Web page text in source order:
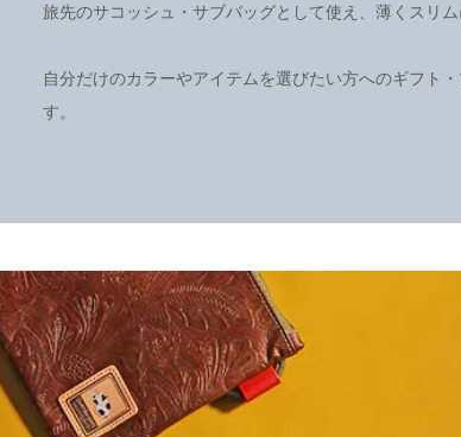
旅先のサコッシュ・サブバッグとして使え、薄くスリ
自分だけのカラーやアイテムを選びたい方へのギフト
す。